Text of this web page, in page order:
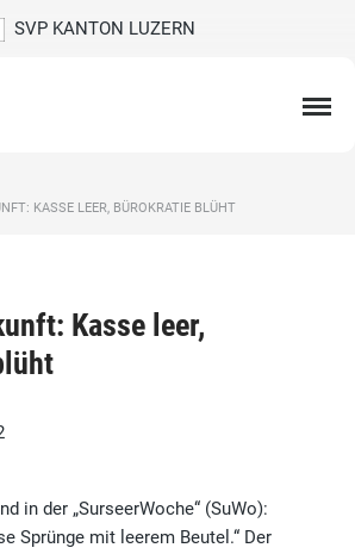
SVP KANTON LUZERN
KASSE LEER, BÜROKRATIE BLÜHT
Kasse leer,
in der „SurseerWoche“ (SuWo):
Sprünge mit leerem Beutel.“ Der